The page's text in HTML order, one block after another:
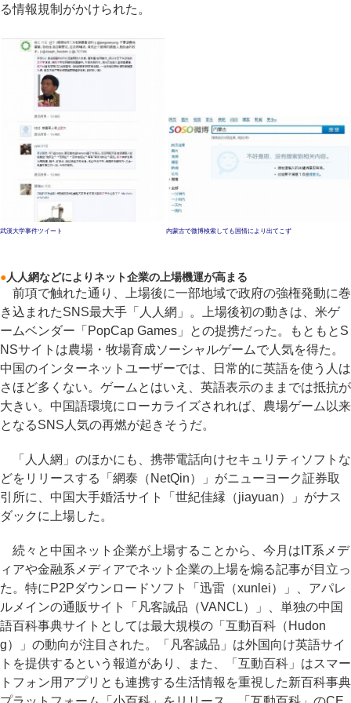
る情報規制がかけられた。
武漢大学事件ツイート 内蒙古で微博検索しても国情により出てこず
●人人網などによりネット企業の上場機運が高まる
前項で触れた通り、上場後に一部地域で政府の強権発動に巻
き込まれたSNS最大手「人人網」。上場後初の動きは、米ゲ
ームベンダー「PopCap Games」との提携だった。もともとS
NSサイトは農場・牧場育成ソーシャルゲームで人気を得た。
中国のインターネットユーザーでは、日常的に英語を使う人は
さほど多くない。ゲームとはいえ、英語表示のままでは抵抗が
大きい。中国語環境にローカライズされれば、農場ゲーム以来
となるSNS人気の再燃が起きそうだ。
「人人網」のほかにも、携帯電話向けセキュリティソフトな
どをリリースする「網泰（NetQin）」がニューヨーク証券取
引所に、中国大手婚活サイト「世紀佳縁（jiayuan）」がナス
ダックに上場した。
続々と中国ネット企業が上場することから、今月はIT系メデ
ィアや金融系メディアでネット企業の上場を煽る記事が目立っ
た。特にP2Pダウンロードソフト「迅雷（xunlei）」、アパレ
ルメインの通販サイト「凡客誠品（VANCL）」、単独の中国
語百科事典サイトとしては最大規模の「互動百科（Hudon
g）」の動向が注目された。「凡客誠品」は外国向け英語サイ
トを提供するという報道があり、また、「互動百科」はスマー
トフォン用アプリとも連携する生活情報を重視した新百科事典